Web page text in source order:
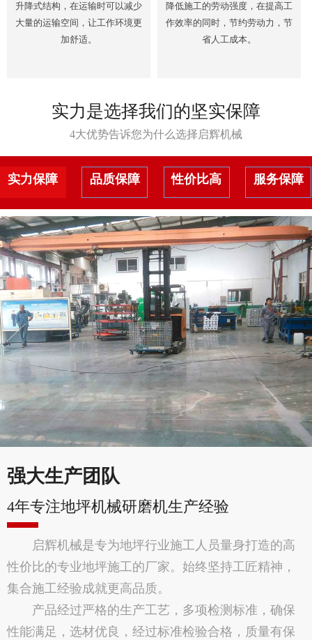
升降式结构，在运输时可以减少
大量的运输空间，让工作环境更
加舒适。
降低施工的劳动强度，在提高工
作效率的同时，节约劳动力，节
省人工成本。
实力是选择我们的坚实保障
4大优势告诉您为什么选择启辉机械
实力保障 品质保障 性价比高 服务保障
强大生产团队
4年专注地坪机械研磨机生产经验
启辉机械是专为地坪行业施工人员量身打造的高
性价比的专业地坪施工的厂家。始终坚持工匠精神，
集合施工经验成就更高品质。
产品经过严格的生产工艺，多项检测标准，确保
性能满足，选材优良，经过标准检验合格，质量有保